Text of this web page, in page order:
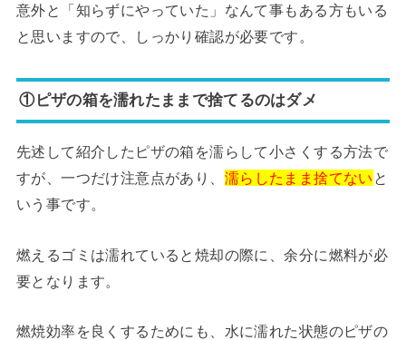
意外と「知らずにやっていた」なんて事もある方もいる
と思いますので、しっかり確認が必要です。
①ピザの箱を濡れたままで捨てるのはダメ
先述して紹介したピザの箱を濡らして小さくする方法で
すが、一つだけ注意点があり、 濡らしたまま捨てない と
いう事です。
燃えるゴミは濡れていると焼却の際に、余分に燃料が必
要となります。
燃焼効率を良くするためにも、水に濡れた状態のピザの